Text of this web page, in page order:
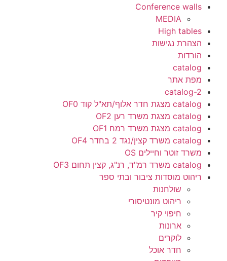
Conference walls
MEDIA
High tables
הצהרת נגישות
הורדות
catalog
מפת אתר
catalog-2
catalog מצגת חדר אלוף/תא"ל קוד OF0
catalog מצגת משרד רען OF2
catalog מצגת משרד רמח OF1
catalog משרד קצין/נגד 2 בחדר OF4
משרד זוטר וחיילים OS
catalog משרד רמ"ד, רנ"ג, קצין תחום OF3
ריהוט מוסדות ציבור ובתי ספר
שולחנות
ריהוט מונטיסורי
חיפוי קיר
ארונות
לוקרים
חדר אוכל